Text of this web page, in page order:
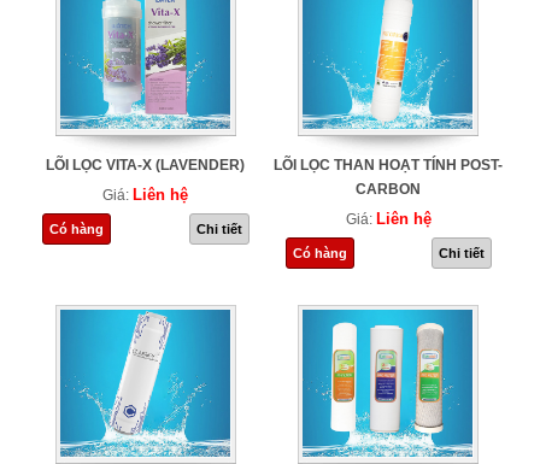
LÕI LỌC VITA-X (LAVENDER)
Giá: Liên hệ
Có hàng Chi tiết
LÕI LỌC THAN HOẠT TÍNH POST-
CARBON
Giá: Liên hệ
Có hàng Chi tiết